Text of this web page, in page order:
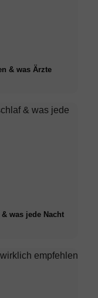
& was Ärzte
was jede Nacht